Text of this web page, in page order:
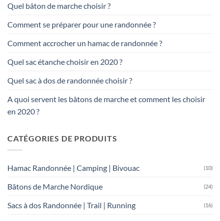
Quel bâton de marche choisir ?
Comment se préparer pour une randonnée ?
Comment accrocher un hamac de randonnée ?
Quel sac étanche choisir en 2020 ?
Quel sac à dos de randonnée choisir ?
A quoi servent les bâtons de marche et comment les choisir
en 2020 ?
CATÉGORIES DE PRODUITS
Hamac Randonnée | Camping | Bivouac (10)
Bâtons de Marche Nordique (24)
Sacs à dos Randonnée | Trail | Running (16)